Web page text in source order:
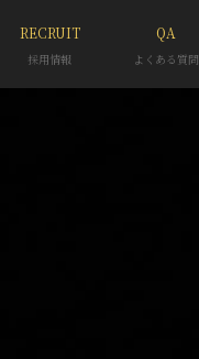
RECRUIT
採用情報
QA
よくある質問